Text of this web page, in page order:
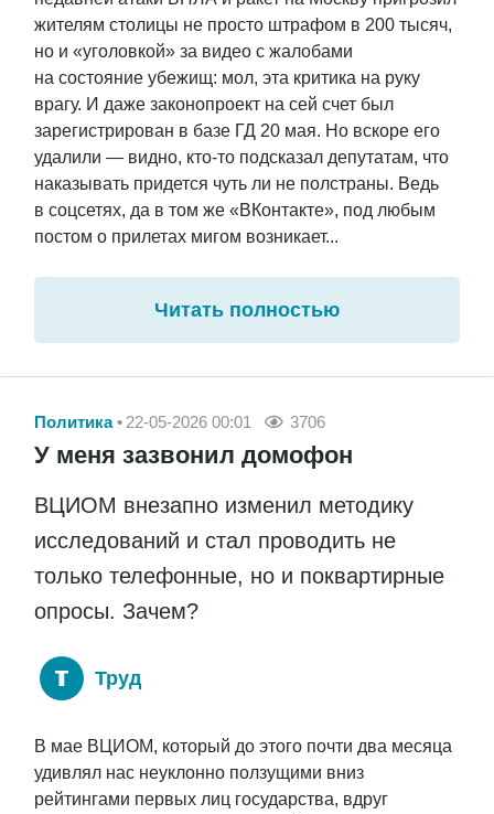
жителям столицы не просто штрафом в 200 тысяч,
но и «уголовкой» за видео с жалобами
на состояние убежищ: мол, эта критика на руку
врагу. И даже законопроект на сей счет был
зарегистрирован в базе ГД 20 мая. Но вскоре его
удалили — видно, кто-то подсказал депутатам, что
наказывать придется чуть ли не полстраны. Ведь
в соцсетях, да в том же «ВКонтакте», под любым
постом о прилетах мигом возникает...
Читать полностью
Политика 22-05-2026 00:01 3706
У меня зазвонил домофон
ВЦИОМ внезапно изменил методику
исследований и стал проводить не
только телефонные, но и поквартирные
опросы. Зачем?
Труд
В мае ВЦИОМ, который до этого почти два месяца
удивлял нас неуклонно ползущими вниз
рейтингами первых лиц государства, вдруг